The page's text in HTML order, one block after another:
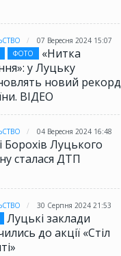
07 Вересня 2024 15:07
ФОТО
«Нитка
у Луцьку
новий рекорд
ВІДЕО
04 Вересня 2024 16:48
Борохів Луцького
сталася ДТП
30 Серпня 2024 21:53
Луцькі заклади
до акції «Стіл